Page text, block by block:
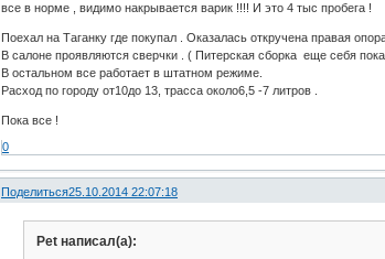
все в норме , видимо накрывается варик !!!! И это 4 тыс пробега !
Поехал на Таганку где покупал . Оказалась откручена правая
В салоне проявляются сверчки . ( Питерская сборка еще себя
В остальном все работает в штатном режиме.
Расход по городу от10до 13, трасса около6,5 -7 литров .
Пока все !
0
Поделиться25.10.2014 22:07:18
Pet написал(а):